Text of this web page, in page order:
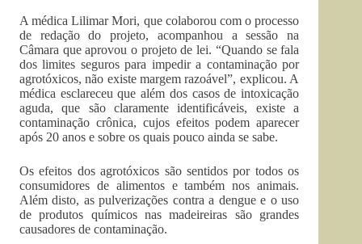
A médica Lilimar Mori, que colaborou com o processo
de redação do projeto, acompanhou a sessão na
Câmara que aprovou o projeto de lei. “Quando se fala
dos limites seguros para impedir a contaminação por
agrotóxicos, não existe margem razoável”, explicou. A
médica esclareceu que além dos casos de intoxicação
aguda, que são claramente identificáveis, existe a
contaminação crônica, cujos efeitos podem aparecer
após 20 anos e sobre os quais pouco ainda se sabe.
Os efeitos dos agrotóxicos são sentidos por todos os
consumidores de alimentos e também nos animais.
Além disto, as pulverizações contra a dengue e o uso
de produtos químicos nas madeireiras são grandes
causadores de contaminação.